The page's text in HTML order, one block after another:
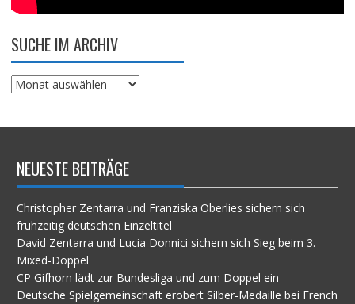
SUCHE IM ARCHIV
Suche
NEUESTE BEITRÄGE
Christopher Zentarra und Franziska Oberlies sichern sich
frühzeitig deutschen Einzeltitel
David Zentarra und Lucia Donnici sichern sich Sieg beim 3.
Mixed-Doppel
CP Gifhorn lädt zur Bundesliga und zum Doppel ein
Deutsche Spielgemeinschaft erobert Silber-Medaille bei French